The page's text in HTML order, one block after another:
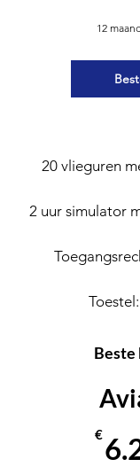
12
20 vlieguren
2 uur simulator
€
Beste